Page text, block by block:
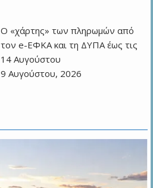
Ο «χάρτης» των πληρωμών από
τον e-ΕΦΚΑ και τη ΔΥΠΑ έως τις
14 Αυγούστου
9 Αυγούστου, 2026